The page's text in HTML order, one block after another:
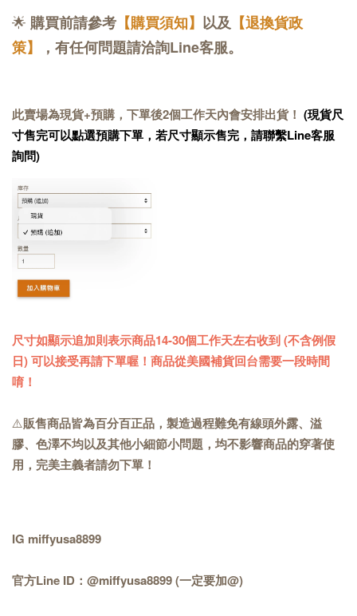
🌟 購買前請參考 【購買須知】 以及 【退換貨政
策】
，有任何問題請洽詢Line客服。
此賣場為現貨+預購，下單後2個工作天內會安排出貨！ (現貨尺
寸售完可以點選預購下單，若尺寸顯示售完，請聯繫Line客服
詢問)
尺寸如顯示追加則表示商品14-30個工作天左右收到 (不含例假
日) 可以接受再請下單喔！商品從美國補貨回台需要一段時間
唷！
⚠️販售商品皆為百分百正品，製造過程難免有線頭外露、溢
膠、色澤不均以及其他小細節小問題，均不影響商品的穿著使
用，完美主義者請勿下單！
IG miffyusa8899
官方Line ID：@miffyusa8899 (一定要加@)